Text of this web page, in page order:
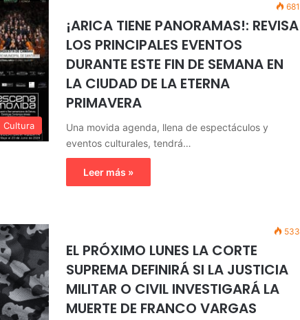
Cultura
681
¡ARICA TIENE PANORAMAS!: REVISA
LOS PRINCIPALES EVENTOS
DURANTE ESTE FIN DE SEMANA EN
LA CIUDAD DE LA ETERNA
PRIMAVERA
Una movida agenda, llena de espectáculos y
eventos culturales, tendrá…
Leer más »
533
EL PRÓXIMO LUNES LA CORTE
SUPREMA DEFINIRÁ SI LA JUSTICIA
MILITAR O CIVIL INVESTIGARÁ LA
MUERTE DE FRANCO VARGAS